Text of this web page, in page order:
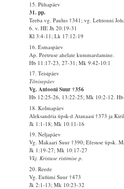
15. Pühapäev
31. pp.
Teeba vg. Paulus †341; vg. Lehtonni
6. v. HE Jh 20:19-31
Kl 3:4-11; Lk 17:12-19
16. Esmaspäev
Ap. Peetruse ahelate kummardamine.
Hb 11:17-23, 27-31; Mk 9:42-10:1
17. Teisipäev
Tõnisepäev
Vg. Antooni Suur †356
Hb 12:25-26, 13:22-25; Mk 10:2-12.
18. Kolmapäev
Aleksandria üpsk-d Atanaasi †373 ja
Jk 1:1-18; Mk 10:11-16
19. Neljapäev
Vg. Makaari Suur †390; Efesuse üpsk.
Jk 1:19-27; Mk 10:17-27
Vkj. Kristuse ristimise p.
20. Reede
Vg. Eufiimi Suur †473
Jk 2:1-13; Mk 10:23-32